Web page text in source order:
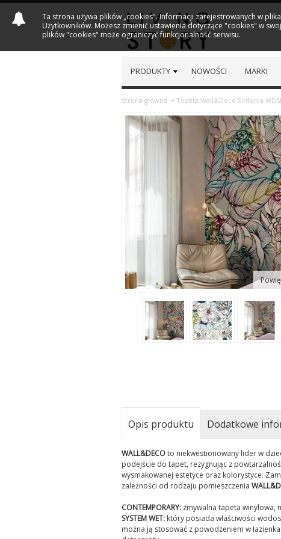
PRODUKTY NOWOŚCI MARKI
Strona główna Tapeta Wall&Deco Sinfonia
Opis produktu Dodatkowe
WALL&DECOto niekwestionowany lider w
podejście do tapet, rezygnując z
wysmakowanej estetyce oraz kolorystyce.
zależności od rodzaju pomieszczenia
CONTEMPORARY:zmywalna tapeta winylowa,
SYSTEM WET:który posiada właściwości
można ją stosować z powodzeniem w
Ta strona używa plików „cookies". Informacji zarejestrowanych w
Użytkowników. Możesz zmienić ustawienia dotyczące "cookies" w
plików "cookies" może ograniczyć funkcjonalność serwisu.